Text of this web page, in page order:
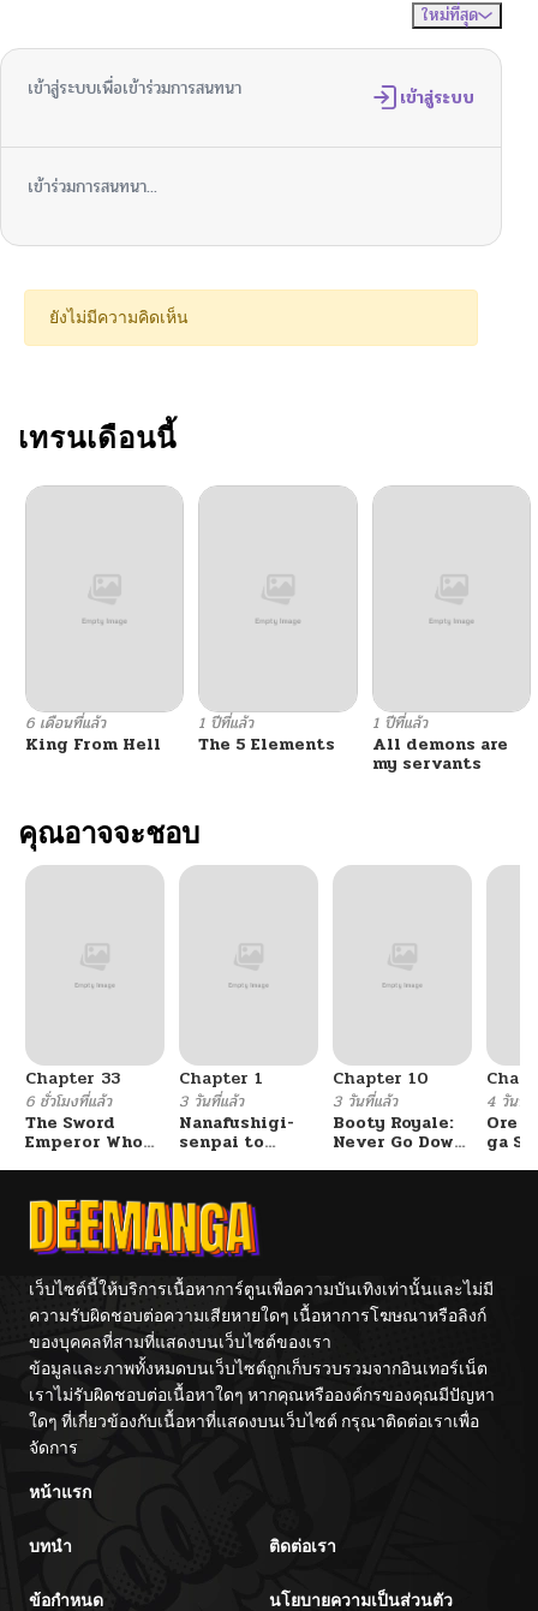
04/25/2026
ตอนที่ 79 04/18/2026
03/30/2026
ตอนที่ 76 03/24/2026
ตอนที่ 74
ตอนที่ 73
ตอนที่ 71 02/07/2026
ตอนที่ 70
ตอนที่ 69 01/26/2026
ตอนที่ 68
ตอนที่ 64 12/21/2025
ตอนที่ 63 12/14/2025
ตอนที่ 62
ตอนที่ 61 12/02/2025
ตอนที่ 60 11/23/2025
ตอนที่ 59 11/15/2025
ตอนที่ 58
ตอนที่ 57
ใหม่ที่สุด
เข้าสู่ระบบเพื่อเข้าร่วมการสนทนา เข้าสู่ระบบ
เข้าร่วมการสนทนา...
ยังไม่มีความคิดเห็น
เทรนเดือนนี้
6 เดือนที่แล้ว
King From Hell
1 ปีที่แล้ว
The 5 Elements
1 ปีที่แล้ว
All demons are
my servants
คุณอาจจะชอบ
Chapter 33
6 ชั่วโมงที่แล้ว
The Sword
Emperor Who
จักรพรรดิเทพดาบ
ผงาดเหนือชาติภพ
Chapter 1
3 วันที่แล้ว
Nanafushigi-
senpai to
Chapter 10
3 วันที่แล้ว
Booty Royale:
Never Go Down
4 วันที่
Ore
ga
เว็บไซต์นี้ให้บริการเนื้อหาการ์ตูนเพื่อความบันเทิงเท่านั้นและไม่มี
ความรับผิดชอบต่อความเสียหายใดๆ เนื้อหาการโฆษณาหรือลิงก์
ของบุคคลที่สามที่แสดงบนเว็บไซต์ของเรา
ข้อมูลและภาพทั้งหมดบนเว็บไซต์ถูกเก็บรวบรวมจากอินเทอร์เน็ต
เราไม่รับผิดชอบต่อเนื้อหาใดๆ หากคุณหรือองค์กรของคุณมีปัญหา
ใดๆ ที่เกี่ยวข้องกับเนื้อหาที่แสดงบนเว็บไซต์ กรุณาติดต่อเราเพื่อ
จัดการ
หน้าแรก
บทนำ ติดต่อเรา
ข้อกำหนด นโยบายความเป็นส่วนตัว